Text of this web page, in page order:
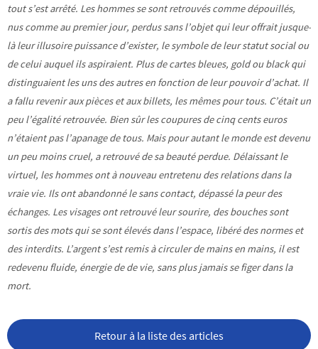
tout s’est arrêté. Les hommes se sont retrouvés comme dépouillés,
nus comme au premier jour, perdus sans l’objet qui leur offrait jusque-
là leur illusoire puissance d’exister, le symbole de leur statut social ou
de celui auquel ils aspiraient. Plus de cartes bleues, gold ou black qui
distinguaient les uns des autres en fonction de leur pouvoir d’achat. Il
a fallu revenir aux pièces et aux billets, les mêmes pour tous. C’était un
peu l’égalité retrouvée. Bien sûr les coupures de cinq cents euros
n’étaient pas l’apanage de tous. Mais pour autant le monde est devenu
un peu moins cruel, a retrouvé de sa beauté perdue. Délaissant le
virtuel, les hommes ont à nouveau entretenu des relations dans la
vraie vie. Ils ont abandonné le sans contact, dépassé la peur des
échanges. Les visages ont retrouvé leur sourire, des bouches sont
sortis des mots qui se sont élevés dans l’espace, libéré des normes et
des interdits. L’argent s’est remis à circuler de mains en mains, il est
redevenu fluide, énergie de de vie, sans plus jamais se figer dans la
mort.
Retour à la liste des articles